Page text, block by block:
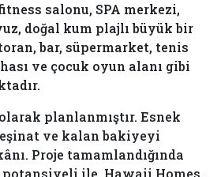
salonu, SPA merkezi,
doğal kum plajlı büyük bir
bar, süpermarket, tenis
ve çocuk oyun alanı gibi
planlanmıştır. Esnek
ve kalan bakiyeyi
Proje tamamlandığında
potansiyeli ile. Hawaii Homes,